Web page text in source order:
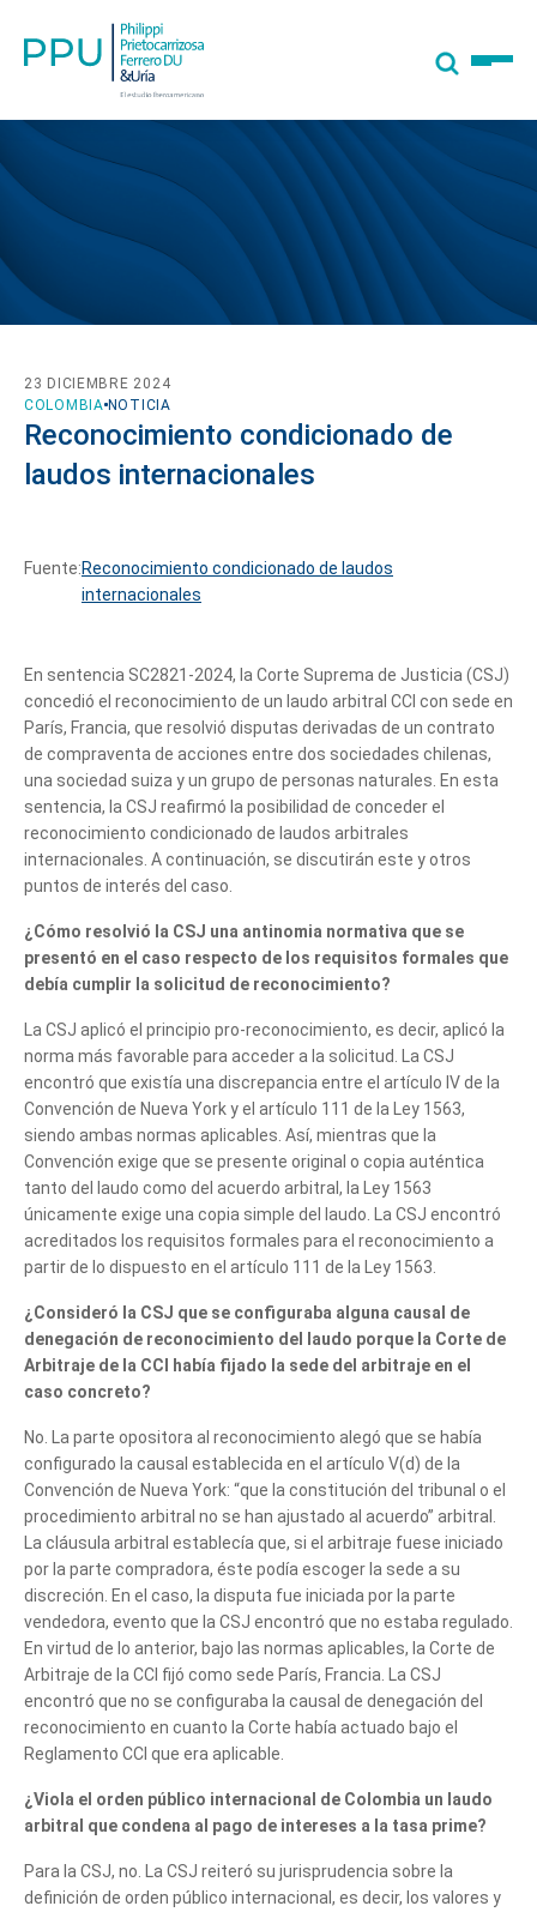
COLOMBIA NOTICIA
23 DICIEMBRE 2024
Reconocimiento condicionado de
laudos internacionales
Fuente:Reconocimiento condicionado de laudos
internacionales
En sentencia SC2821-2024, la Corte Suprema de Justicia (CSJ)
concedió el reconocimiento de un laudo arbitral CCI con sede en
París, Francia, que resolvió disputas derivadas de un contrato
de compraventa de acciones entre dos sociedades chilenas,
una sociedad suiza y un grupo de personas naturales. En esta
sentencia, la CSJ reafirmó la posibilidad de conceder el
reconocimiento condicionado de laudos arbitrales
internacionales. A continuación, se discutirán este y otros
puntos de interés del caso.
¿Cómo resolvió la CSJ una antinomia normativa que se
presentó en el caso respecto de los requisitos formales que
debía cumplir la solicitud de reconocimiento?
La CSJ aplicó el principio pro-reconocimiento, es decir, aplicó la
norma más favorable para acceder a la solicitud. La CSJ
encontró que existía una discrepancia entre el artículo IV de la
Convención de Nueva York y el artículo 111 de la Ley 1563,
siendo ambas normas aplicables. Así, mientras que la
Convención exige que se presente original o copia auténtica
tanto del laudo como del acuerdo arbitral, la Ley 1563
únicamente exige una copia simple del laudo. La CSJ encontró
acreditados los requisitos formales para el reconocimiento a
partir de lo dispuesto en el artículo 111 de la Ley 1563.
¿Consideró la CSJ que se configuraba alguna causal de
denegación de reconocimiento del laudo porque la Corte de
Arbitraje de la CCI había fijado la sede del arbitraje en el
caso concreto?
No. La parte opositora al reconocimiento alegó que se había
configurado la causal establecida en el artículo V(d) de la
Convención de Nueva York: “que la constitución del tribunal o el
procedimiento arbitral no se han ajustado al acuerdo” arbitral.
La cláusula arbitral establecía que, si el arbitraje fuese iniciado
por la parte compradora, éste podía escoger la sede a su
discreción. En el caso, la disputa fue iniciada por la parte
vendedora, evento que la CSJ encontró que no estaba regulado.
En virtud de lo anterior, bajo las normas aplicables, la Corte de
Arbitraje de la CCI fijó como sede París, Francia. La CSJ
encontró que no se configuraba la causal de denegación del
reconocimiento en cuanto la Corte había actuado bajo el
Reglamento CCI que era aplicable.
¿Viola el orden público internacional de Colombia un laudo
arbitral que condena al pago de intereses a la tasa prime?
Para la CSJ, no. La CSJ reiteró su jurisprudencia sobre la
definición de orden público internacional, es decir, los valores y